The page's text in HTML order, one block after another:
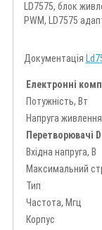
LD7575, блок
PWM, LD7575
Документація
Електронні
Потужність, Вт
Напруга
Перетворювачі
Вхідна напруга, В
Максимальний
Тип
Частота, Мгц
Корпус